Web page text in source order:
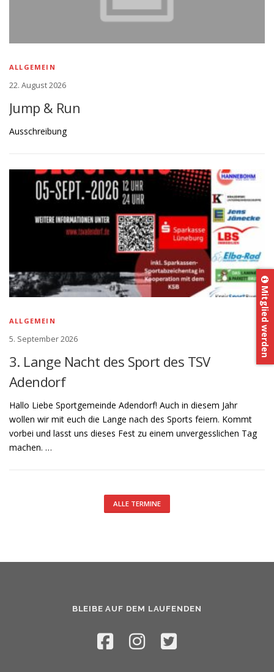
ALLGEMEIN
22. August 2026
Jump & Run
Ausschreibung
ALLGEMEIN
5. September 2026
3. Lange Nacht des Sport des TSV
Adendorf
Hallo Liebe Sportgemeinde Adendorf! Auch in diesem Jahr
wollen wir mit euch die Lange nach des Sports feiern. Kommt
vorbei und lasst uns dieses Fest zu einem unvergesslichen Tag
machen. …
ALLE TERMINE
BLEIBE AUF DEM LAUFENDEN
Mitglied werden